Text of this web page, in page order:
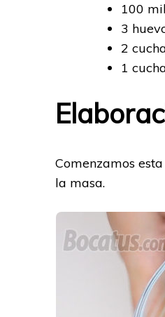
100
3
2
1
Comenzamos
la masa.